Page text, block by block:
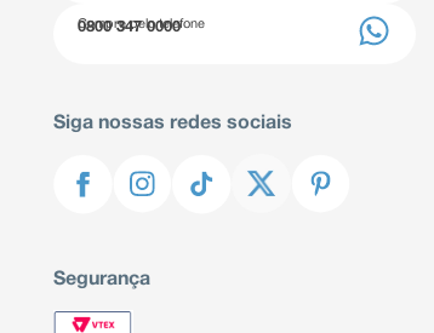
Compre pelo telefone
0800 347 0000
Siga nossas redes sociais
Segurança